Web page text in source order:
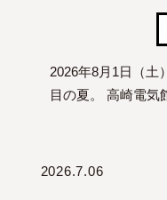
2026年8月1日（土
目の夏。 高崎電気
2026.7.06